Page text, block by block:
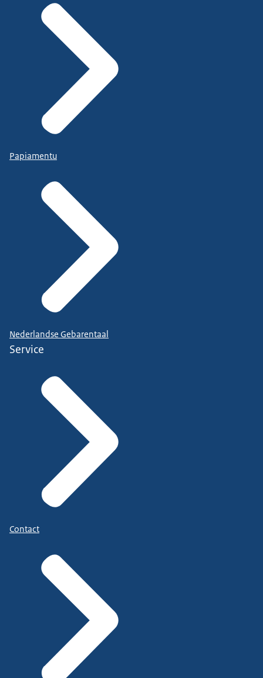
Papiamentu
Nederlandse Gebarentaal
Service
Contact